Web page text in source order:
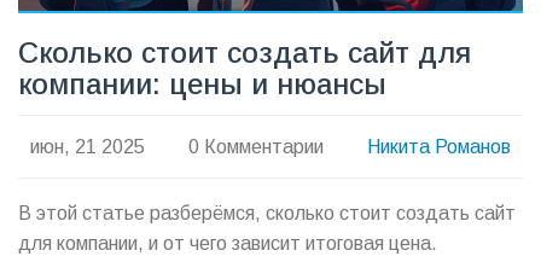
Сколько стоит создать сайт для
компании: цены и нюансы
июн, 21 2025 0 Комментарии Никита Романов
В этой статье разберёмся, сколько стоит создать сайт
для компании, и от чего зависит итоговая цена.